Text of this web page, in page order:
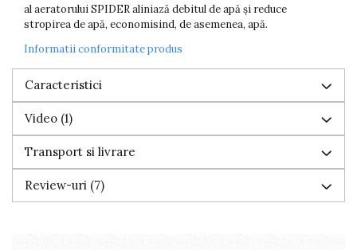
al aeratorului SPIDER aliniază debitul de apă și reduce
stropirea de apă, economisind, de asemenea, apă.
Informatii conformitate produs
Caracteristici
Video (1)
Transport si livrare
Review-uri (7)